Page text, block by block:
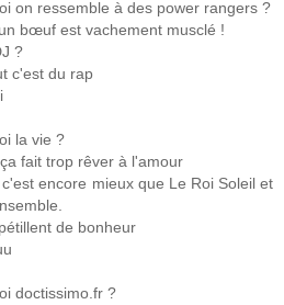
on ressemble à des power rangers ?
bœuf est vachement musclé !
?
c'est du rap
la vie ?
fait trop rêver à l'amour
encore mieux que Le Roi Soleil et
de bonheur
doctissimo.fr ?